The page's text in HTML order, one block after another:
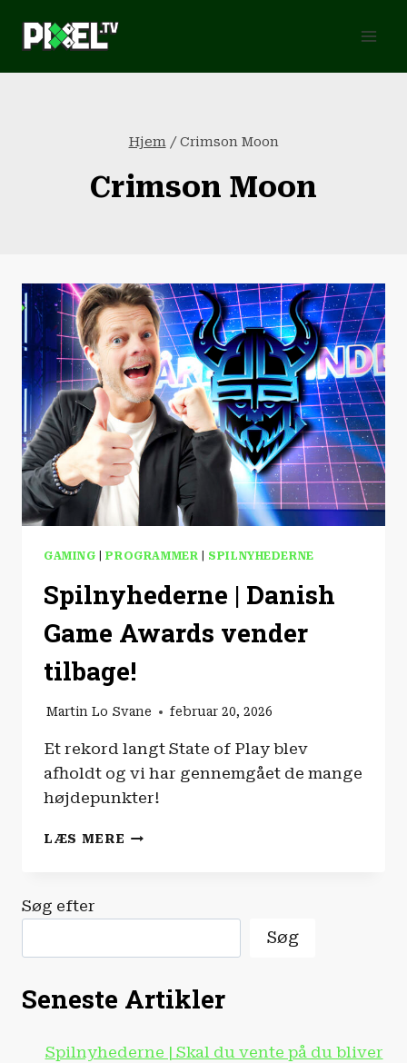
Hjem / Crimson Moon
Crimson Moon
GAMING |PROGRAMMER SPILNYHEDERNE
Spilnyhederne | Danish
Game Awards vender
tilbage!
Martin Lo Svane februar 20, 2026
Et rekord langt State of Play blev
afholdt og vi har gennemgået de mange
højdepunkter!
LÆS MERE SPILNYHEDERNE
Søg efter
Søg
Seneste Artikler
Spilnyhederne | Skal du vente på du bliver